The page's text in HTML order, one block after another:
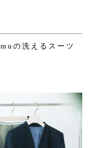
の洗えるスーツ